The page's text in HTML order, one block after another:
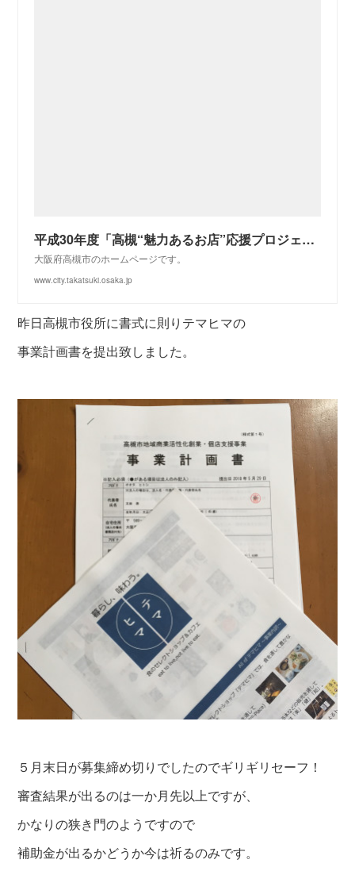
平成30年度「高槻“魅力あるお店”応援プロジェクト（新規出店改装費を最大50万円補助）」第1次募集のお知らせ／高槻市ホームページ
大阪府高槻市のホームページです。
www.city.takatsuki.osaka.jp
昨日高槻市役所に書式に則りテマヒマの
事業計画書を提出致しました。
５月末日が募集締め切りでしたのでギリギリセーフ！
審査結果が出るのは一か月先以上ですが、
かなりの狭き門のようですので
補助金が出るかどうか今は祈るのみです。